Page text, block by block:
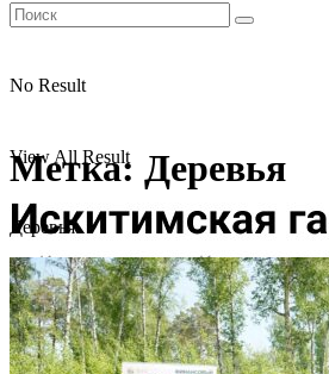
No Result
View All Result
Метка: Деревья
Деревья